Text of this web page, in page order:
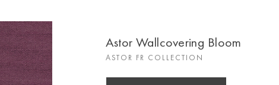
Astor Wallcovering Bloom
ASTOR FR COLLECTION